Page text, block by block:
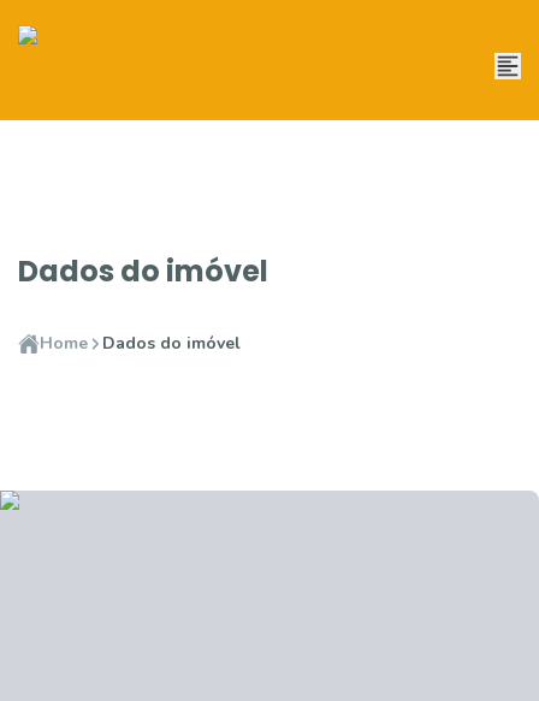
Dados do imóvel
Home Dados do imóvel